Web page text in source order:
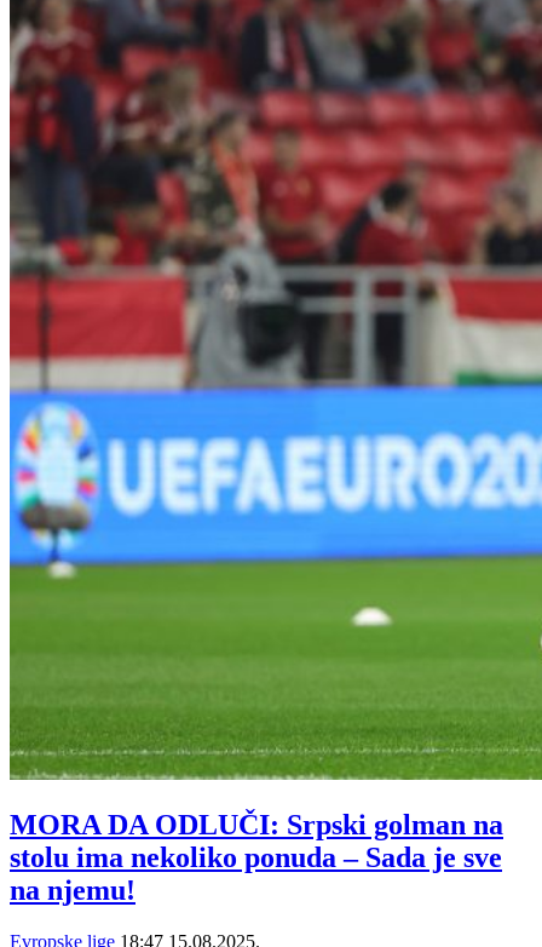
MORA DA ODLUČI: Srpski golman na
stolu ima nekoliko ponuda – Sada je sve
na njemu!
Evropske lige 18:47 15.08.2025.